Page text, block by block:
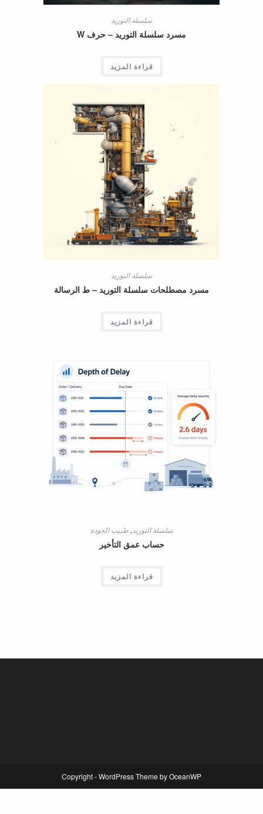
سلسلة التوريد
مسرد سلسلة التوريد – حرف W
قراءة المزيد
سلسلة التوريد
مسرد مصطلحات سلسلة التوريد – ط الرسالة
قراءة المزيد
سلسلة التوريد ,طبيب الجودة
حساب عمق التأخير
قراءة المزيد
Copyright - WordPress Theme by OceanWP